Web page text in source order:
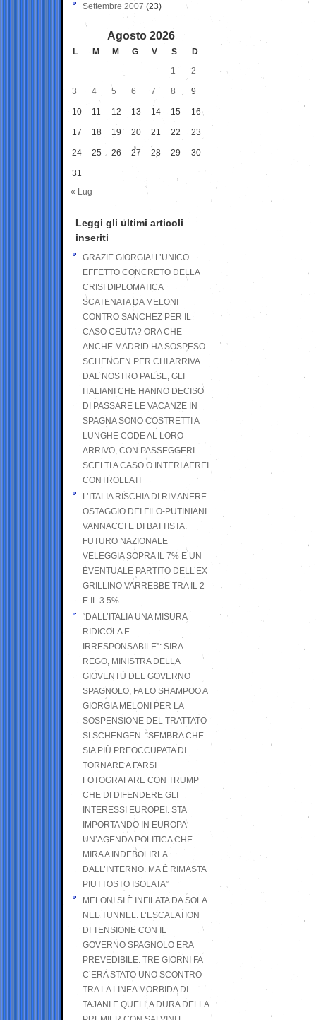
Settembre 2007 (23)
Agosto 2026
L M M G V S
D
1
2
3 4 5 6 7 8 9
10 11 12 13 14 15 16
17 18 19 20 21 22 23
24 25 26 27 28 29 30
31
« Lug
Leggi gli ultimi articoli
inseriti
GRAZIE GIORGIA! L’UNICO
EFFETTO CONCRETO DELLA
CRISI DIPLOMATICA
SCATENATA DA MELONI
CONTRO SANCHEZ PER IL
CASO CEUTA? ORA CHE
ANCHE MADRID HA SOSPESO
SCHENGEN PER CHI ARRIVA
DAL NOSTRO PAESE, GLI
ITALIANI CHE HANNO DECISO
DI PASSARE LE VACANZE IN
SPAGNA SONO COSTRETTI A
LUNGHE CODE AL LORO
ARRIVO, CON PASSEGGERI
SCELTI A CASO O INTERI AEREI
CONTROLLATI
L’ITALIA RISCHIA DI RIMANERE
OSTAGGIO DEI FILO-PUTINIANI
VANNACCI E DI BATTISTA.
FUTURO NAZIONALE
VELEGGIA SOPRA IL 7% E UN
EVENTUALE PARTITO DELL’EX
GRILLINO VARREBBE TRA IL 2
E IL 3.5%
“DALL’ITALIA UNA MISURA
RIDICOLA E
IRRESPONSABILE”: SIRA
REGO, MINISTRA DELLA
GIOVENTÙ DEL GOVERNO
SPAGNOLO, FA LO SHAMPOO A
GIORGIA MELONI PER LA
SOSPENSIONE DEL TRATTATO
SI SCHENGEN: “SEMBRA CHE
SIA PIÙ PREOCCUPATA DI
TORNARE A FARSI
FOTOGRAFARE CON TRUMP
CHE DI DIFENDERE GLI
INTERESSI EUROPEI. STA
IMPORTANDO IN EUROPA
UN’AGENDA POLITICA CHE
MIRA A INDEBOLIRLA
DALL’INTERNO. MA È RIMASTA
PIUTTOSTO ISOLATA”
MELONI SI È INFILATA DA SOLA
NEL TUNNEL. L’ESCALATION
DI TENSIONE CON IL
GOVERNO SPAGNOLO ERA
PREVEDIBILE: TRE GIORNI FA
C’ERA STATO UNO SCONTRO
TRA LA LINEA MORBIDA DI
TAJANI E QUELLA DURA DELLA